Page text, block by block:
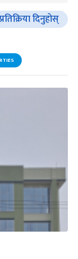
प्रतिक्रिया दिनुहोस्